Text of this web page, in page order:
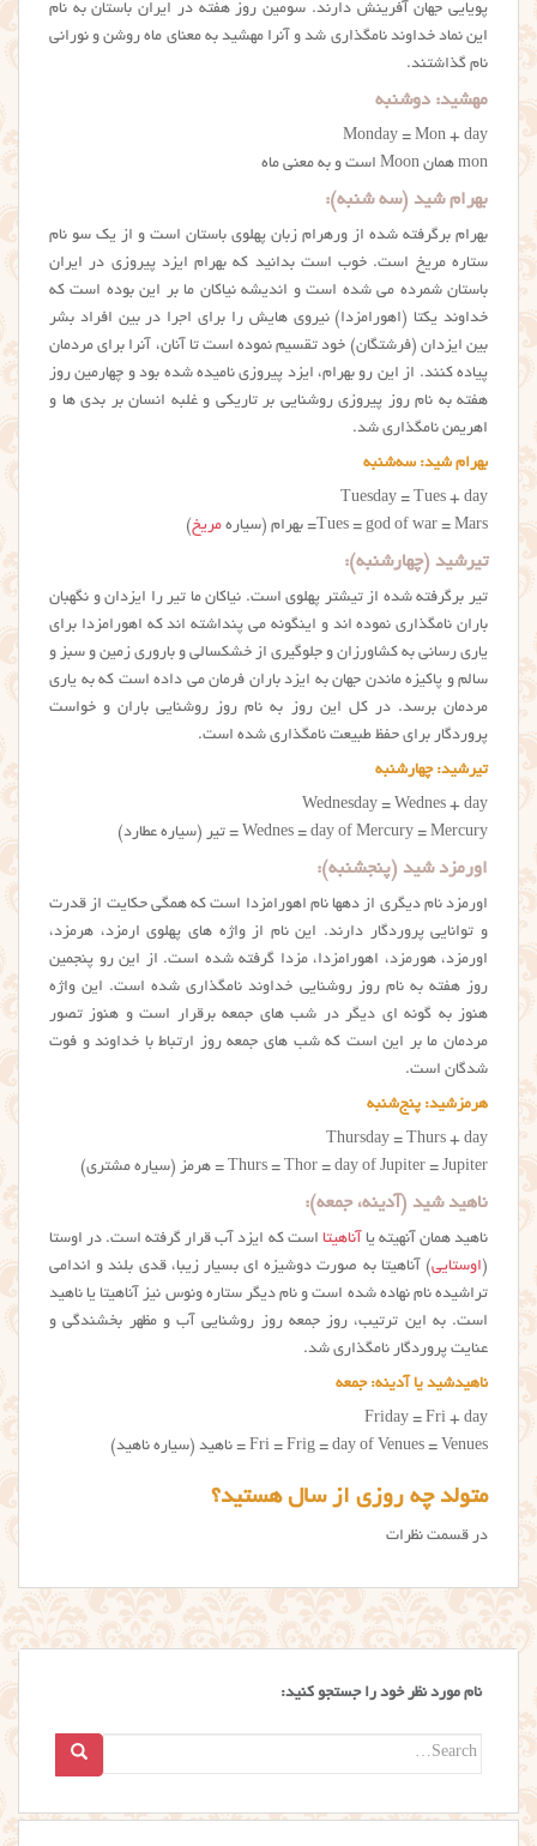
پویایی جهان آفرینش دارند. سومین روز هفته در ایران باستان به نام
این نماد خداوند نامگذاری شد و آنرا مهشید به معنای ماه روشن و نورانی
نام گذاشتند.
مهشید: دوشنبه
Monday = Mon + day
mon همان Moon است و به معنی ماه
بهرام شید (سه شنبه):
بهرام برگرفته شده از ورهرام زبان پهلوی باستان است و از یک سو نام
ستاره مریخ است. خوب است بدانید که بهرام ایزد پیروزی در ایران
باستان شمرده می شده است و اندیشه نیاکان ما بر این بوده است که
خداوند یکتا (اهورامزدا) نیروی هایش را برای اجرا در بین افراد بشر
بین ایزدان (فرشتگان) خود تقسیم نموده است تا آنان، آنرا برای مردمان
پیاده کنند. از این رو بهرام، ایزد پیروزی نامیده شده بود و چهارمین روز
هفته به نام روز پیروزی روشنایی بر تاریکی و غلبه انسان بر بدی ها و
اهریمن نامگذاری شد.
بهرام شید: سه‌شنبه
Tuesday = Tues + day
Tues = god of war = Mars= بهرام (سیاره
مریخ)
تیرشید (چهارشنبه):
تیر برگرفته شده از تیشتر پهلوی است. نیاکان ما تیر را ایزدان و نگهبان
باران نامگذاری نموده اند و اینگونه می پنداشته اند که اهورامزدا برای
یاری رسانی به کشاورزان و جلوگیری از خشکسالی و باروری زمین و سبز و
سالم و پاکیزه ماندن جهان به ایزد باران فرمان می داده است که به یاری
مردمان برسد. در کل این روز به نام روز روشنایی باران و خواست
پروردگار برای حفظ طبیعت نامگذاری شده است.
تیرشید: چهارشنبه
Wednesday = Wednes + day
Wednes = day of Mercury = Mercury = تیر (سیاره عطارد)
اورمزد شید (پنجشنبه):
اورمزد نام دیگری از دهها نام اهورامزدا است که همگی حکایت از قدرت
و توانایی پروردگار دارند. این نام از واژه های پهلوی ارمزد، هرمزد،
اورمزد، هورمزد، اهورامزدا، مزدا گرفته شده است. از این رو پنجمین
روز هفته به نام روز روشنایی خداوند نامگذاری شده است. این واژه
هنوز به گونه ای دیگر در شب های جمعه برقرار است و هنوز تصور
مردمان ما بر این است که شب های جمعه روز ارتباط با خداوند و فوت
شدگان است.
هرمزشید: پنج‌شنبه
Thursday = Thurs + day
Thurs = Thor = day of Jupiter = Jupiter = هرمز (سیاره مشتری)
ناهید شید (آدینه، جمعه):
ناهید همان آنهیته یا آناهیتا است که ایزد آب قرار گرفته است. در اوستا
(اوستایی) آناهیتا به صورت دوشیزه ای بسیار زیبا، قدی بلند و اندامی
تراشیده نام نهاده شده است و نام دیگر ستاره ونوس نیز آناهیتا یا ناهید
است. به این ترتیب، روز جمعه روز روشنایی آب و مظهر بخشندگی و
عنایت پروردگار نامگذاری شد.
ناهیدشید یا آدینه: جمعه
Friday = Fri + day
Fri = Frig = day of Venues = Venues = ناهید (سیاره ناهید)
متولد چه روزی از سال هستید؟
در قسمت نظرات
نام مورد نظر خود را جستجو کنید:
Search